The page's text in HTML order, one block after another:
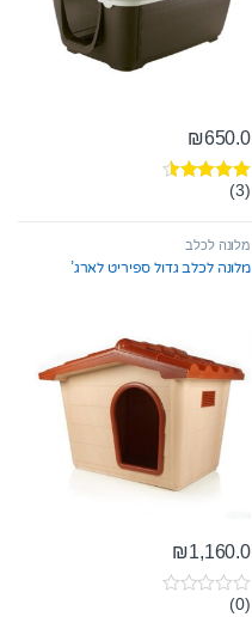
₪650.0
דורג(3)
מלונה לכלב
מלונה לכלב גדול ספיריט לארג’
₪1,160.0
0(0)